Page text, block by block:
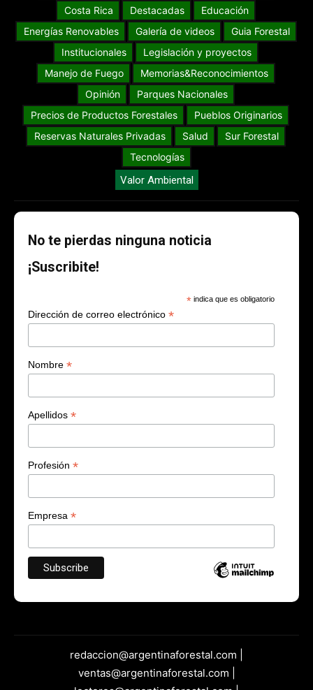
Costa Rica
Destacadas
Educación
Energías Renovables
Galería de videos
Guia Forestal
Institucionales
Legislación y proyectos
Manejo de Fuego
Memorias&Reconocimientos
Opinión
Parques Nacionales
Precios de Productos Forestales
Pueblos Originarios
Reservas Naturales Privadas
Salud
Sur Forestal
Tecnologías
Valor Ambiental
No te pierdas ninguna noticia
¡Suscribite!
* indica que es obligatorio
Dirección de correo electrónico *
Nombre *
Apellidos *
Profesión *
Empresa *
redaccion@argentinaforestal.com |
ventas@argentinaforestal.com |